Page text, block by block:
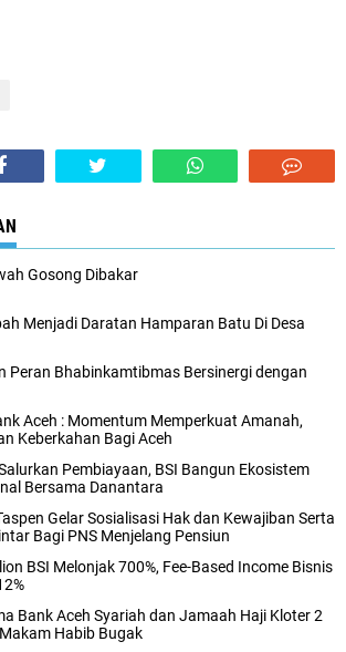
Gosong Dibakar
Menjadi Daratan Hamparan Batu Di Desa
Peran Bhabinkamtibmas Bersinergi dengan
Aceh : Momentum Memperkuat Amanah,
Keberkahan Bagi Aceh
Pembiayaan, BSI Bangun Ekosistem
Bersama Danantara
Gelar Sosialisasi Hak dan Kewajiban Serta
Bagi PNS Menjelang Pensiun
BSI Melonjak 700%, Fee-Based Income Bisnis
Bank Aceh Syariah dan Jamaah Haji Kloter 2
Habib Bugak